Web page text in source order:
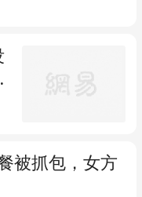
被抓包，女方